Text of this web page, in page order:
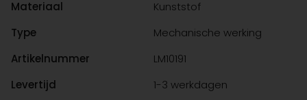
Materiaal
Kunststof
Type
Mechanische werking
Artikelnummer
LM10191
Levertijd
1-3 werkdagen